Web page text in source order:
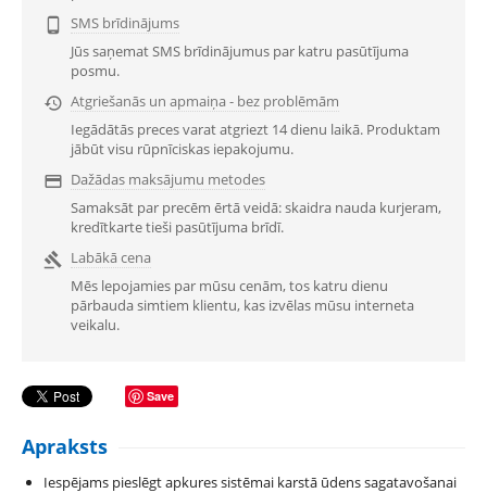

SMS brīdinājums
Jūs saņemat SMS brīdinājumus par katru pasūtījuma
posmu.
 Atgriešanās un apmaiņa - bez problēmām
Iegādātās preces varat atgriezt 14 dienu laikā. Produktam
jābūt visu rūpnīciskas iepakojumu.
 Dažādas maksājumu metodes
Samaksāt par precēm ērtā veidā: skaidra nauda kurjeram,
kredītkarte tieši pasūtījuma brīdī.

Labākā cena
Mēs lepojamies par mūsu cenām, tos katru dienu
pārbauda simtiem klientu, kas izvēlas mūsu interneta
veikalu.
Save
Apraksts
Iespējams pieslēgt apkures sistēmai karstā ūdens sagatavošanai